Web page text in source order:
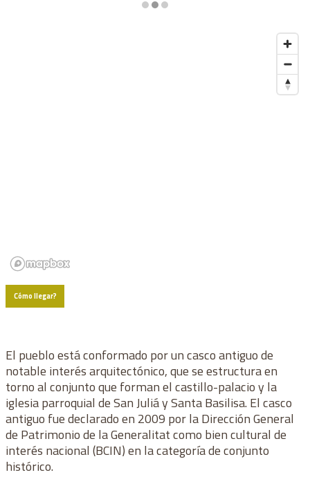
Cómo llegar?
El pueblo está conformado por un casco antiguo de
notable interés arquitectónico, que se estructura en
torno al conjunto que forman el castillo-palacio y la
iglesia parroquial de San Juliá y Santa Basilisa. El casco
antiguo fue declarado en 2009 por la Dirección General
de Patrimonio de la Generalitat como bien cultural de
interés nacional (BCIN) en la categoría de conjunto
histórico.